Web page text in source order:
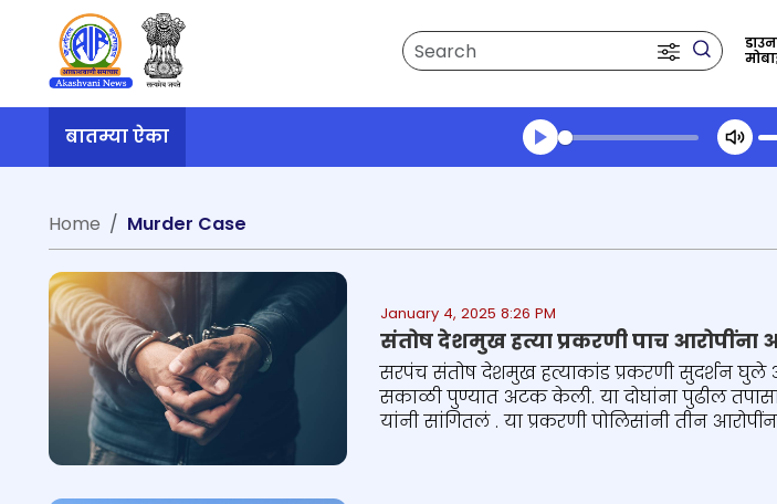
Search
बातम्या ऐका
Transcript summary
Home
Murder Case
January 4, 2025 8:26 PM
संतोष देशमुख हत्या प्रकरणी पाच आरोपींना
सरपंच संतोष देशमुख हत्याकांड प्रकरणी सुदर्शन
सकाळी पुण्यात अटक केली. या दोघांना पुढील
यांनी सांगितलं . या प्रकरणी पोलिसांनी तीन